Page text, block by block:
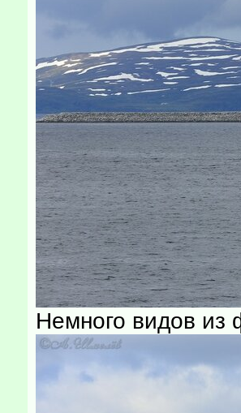
Немного видов из